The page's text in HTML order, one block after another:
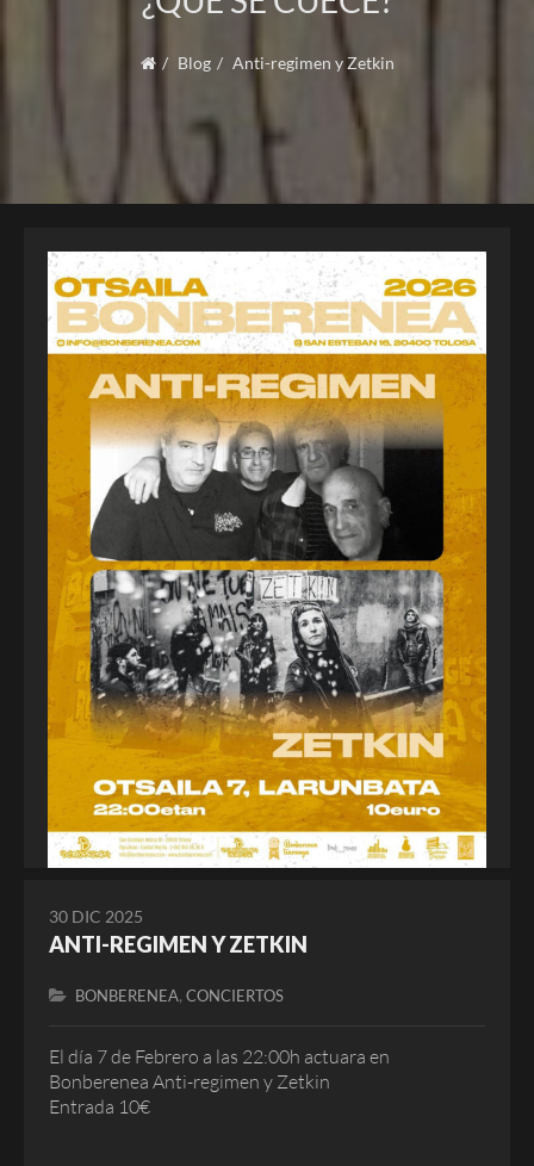
Blog Anti-regimen y Zetkin
30 DIC 2025
ANTI-REGIMEN Y ZETKIN
BONBERENEA, CONCIERTOS
El día 7 de Febrero a las 22:00h actuara en
Bonberenea Anti-regimen y Zetkin
Entrada 10€